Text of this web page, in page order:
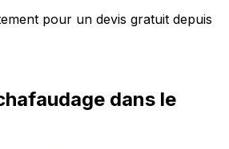
pour un devis gratuit depuis
dans le